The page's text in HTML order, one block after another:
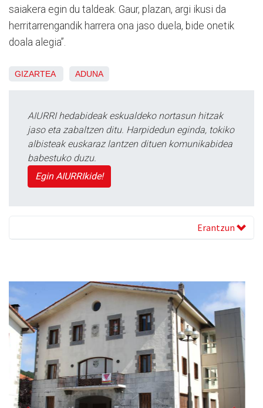
saiakera egin du taldeak. Gaur, plazan, argi ikusi da
herritarrengandik harrera ona jaso duela, bide onetik
doala alegia”.
GIZARTEA ADUNA
AIURRI hedabideak eskualdeko nortasun hitzak
jaso eta zabaltzen ditu. Harpidedun eginda, tokiko
albisteak euskaraz lantzen dituen komunikabidea
babestuko duzu.
Egin AIURRIkide!
Erantzun